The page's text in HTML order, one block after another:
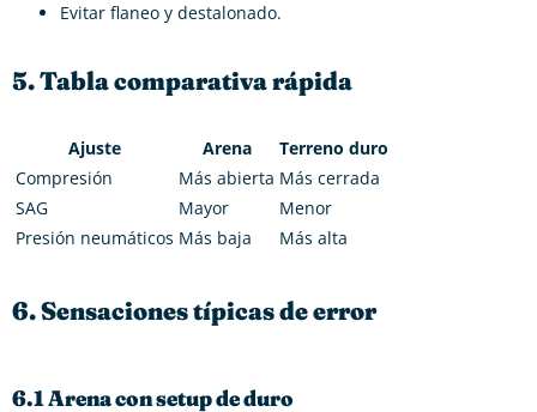
Evitar flaneo y destalonado.
5. Tabla comparativa rápida
Ajuste Arena
Terreno duro
Compresión
Más abierta Más cerrada
SAG
Mayor
Menor
Presión neumáticos Más baja Más alta
6. Sensaciones típicas de error
6.1 Arena con setup de duro